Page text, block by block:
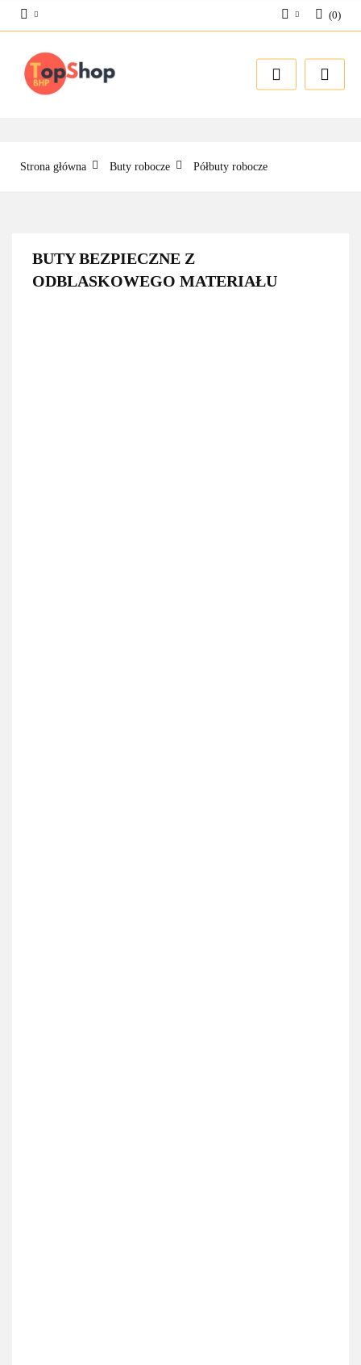
Zarejestruj się
(0)
Strona główna Buty robocze Półbuty robocze
BUTY BEZPIECZNE Z
ODBLASKOWEGO MATERIAŁU